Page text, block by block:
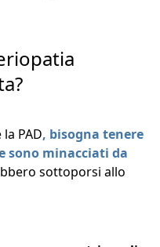
PAD, bisogna tenere
sono minacciati da
sottoporsi allo